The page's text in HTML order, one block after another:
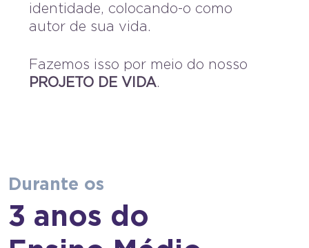
identidade, colocando-o como
autor de sua vida.
Fazemos isso por meio do nosso
PROJETO DE VIDA.
Durante os
3 anos do